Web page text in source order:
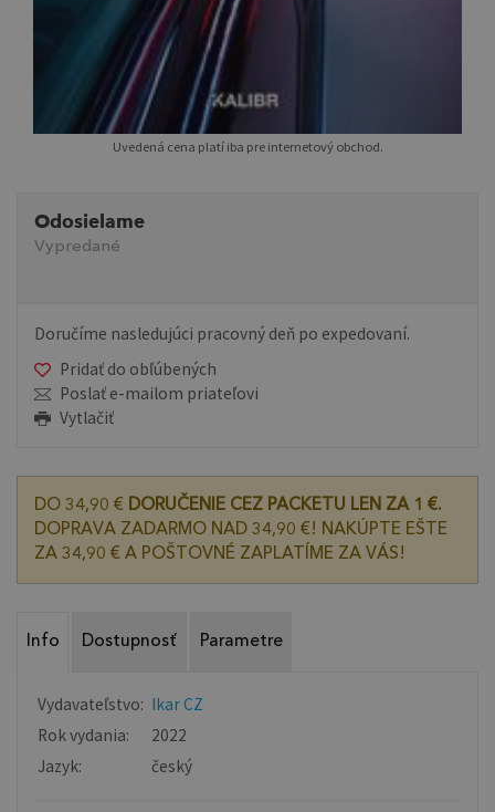
Uvedená cena platí iba pre internetový obchod.
Odosielame
Vypredané
Doručíme nasledujúci pracovný deň po expedovaní.
Pridať do obľúbených
Poslať e-mailom priateľovi
Vytlačiť
DO 34,90 € DORUČENIE CEZ PACKETU LEN ZA 1 €.
DOPRAVA ZADARMO NAD 34,90 €! NAKÚPTE EŠTE
ZA 34,90 € A POŠTOVNÉ ZAPLATÍME ZA VÁS!
Info Dostupnosť Parametre
Vydavateľstvo: Ikar CZ
Rok vydania:
2022
Jazyk:
český